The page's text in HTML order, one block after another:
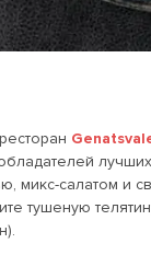
микс-салатом и
тушеную